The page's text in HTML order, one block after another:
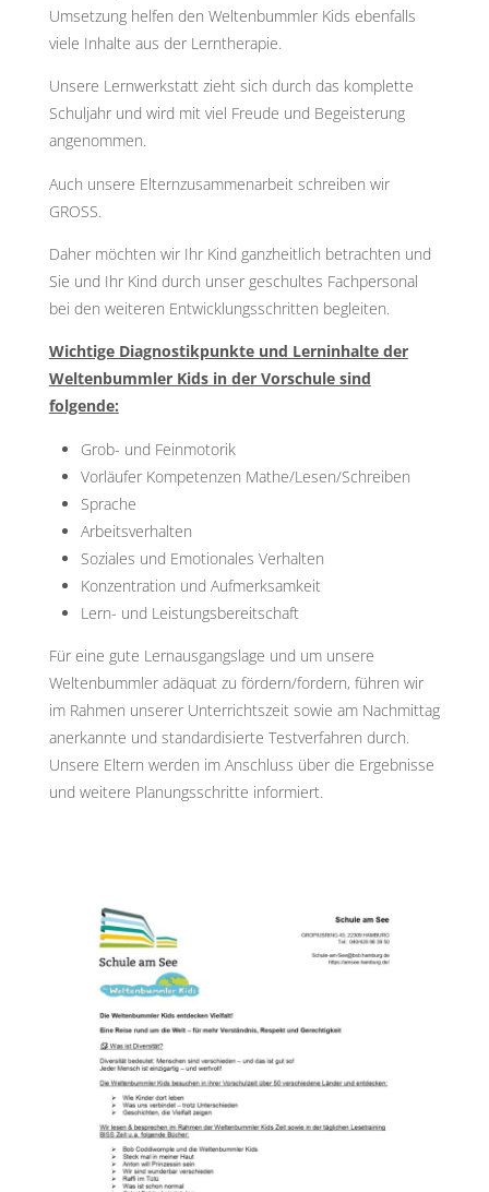
Umsetzung helfen den Weltenbummler Kids ebenfalls
viele Inhalte aus der Lerntherapie.
Unsere Lernwerkstatt zieht sich durch das komplette
Schuljahr und wird mit viel Freude und Begeisterung
angenommen.
Auch unsere Elternzusammenarbeit schreiben wir
GROSS.
Daher möchten wir Ihr Kind ganzheitlich betrachten und
Sie und Ihr Kind durch unser geschultes Fachpersonal
bei den weiteren Entwicklungsschritten begleiten.
Wichtige Diagnostikpunkte und Lerninhalte der
Weltenbummler Kids in der Vorschule sind
folgende:
Grob- und Feinmotorik
Vorläufer Kompetenzen Mathe/Lesen/Schreiben
Sprache
Arbeitsverhalten
Soziales und Emotionales Verhalten
Konzentration und Aufmerksamkeit
Lern- und Leistungsbereitschaft
Für eine gute Lernausgangslage und um unsere
Weltenbummler adäquat zu fördern/fordern, führen wir
im Rahmen unserer Unterrichtszeit sowie am Nachmittag
anerkannte und standardisierte Testverfahren durch.
Unsere Eltern werden im Anschluss über die Ergebnisse
und weitere Planungsschritte informiert.